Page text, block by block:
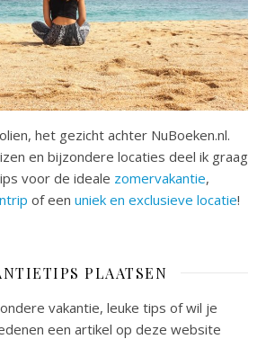
het gezicht achter NuBoeken.nl.
en bijzondere locaties deel ik graag
voor de ideale zomervakantie,
of een uniek en exclusieve locatie!
PLAATSEN
vakantie, leuke tips of wil je
een artikel op deze website